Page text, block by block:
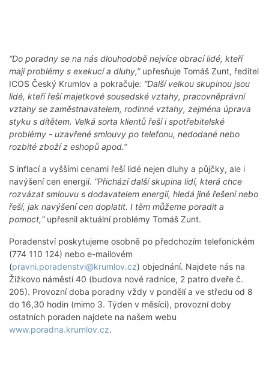
“Do poradny se na nás dlouhodobě nejvíce obrací lidé, kteří
mají problémy s exekucí a dluhy,” upřesňuje Tomáš Zunt, ředitel
ICOS Český Krumlov a pokračuje: “Další velkou skupinou jsou
lidé, kteří řeší majetkové sousedské vztahy, pracovněprávní
vztahy se zaměstnavatelem, rodinné vztahy, zejména úprava
styku s dítětem. Velká sorta klientů řeší i spotřebitelské
problémy - uzavřené smlouvy po telefonu, nedodané nebo
rozbité zboží z eshopů apod.”
S inflací a vyššími cenami řeší lidé nejen dluhy a půjčky, ale i
navýšení cen energií. “Přichází další skupina lidí, která chce
rozvázat smlouvu s dodavatelem energií, hledá jiné řešení nebo
řeší, jak navýšení cen doplatit. I těm můžeme poradit a
pomoct,“upřesnil aktuální problémy Tomáš Zunt.
Poradenství poskytujeme osobně po předchozím telefonickém
(774 110 124) nebo e-mailovém
(pravni.poradenstvi@krumlov.cz) objednání. Najdete nás na
Žižkovo náměstí 40 (budova nové radnice, 2 patro dveře č.
205). Provozní doba poradny vždy v pondělí a ve středu od 8
do 16,30 hodin (mimo 3. Týden v měsíci), provozní doby
ostatních poraden najdete na našem webu
www.poradna.krumlov.cz.